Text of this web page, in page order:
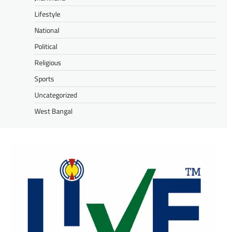
Lifestyle
National
Political
Religious
Sports
Uncategorized
West Bangal